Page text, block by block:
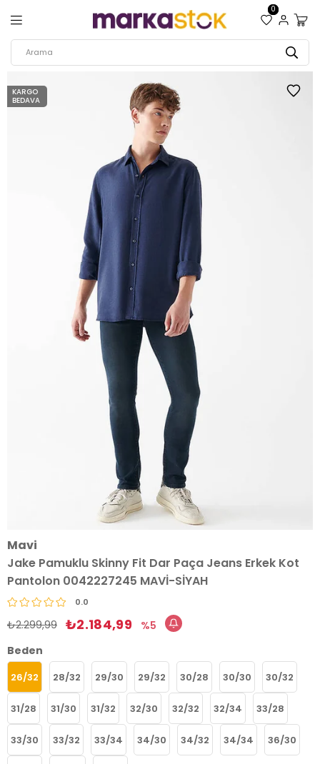
0
KARGO
BEDAVA
Mavi
Jake Pamuklu Skinny Fit Dar Paça Jeans Erkek Kot
Pantolon 0042227245 MAVİ-SİYAH
0.0
₺2.299,99 ₺2.184,99
5
Beden
26/32 28/32 29/30 29/32 30/28 30/30 30/32
31/28 31/30 31/32 32/30 32/32 32/34 33/28
33/30 33/32 33/34 34/30 34/32 34/34 36/30